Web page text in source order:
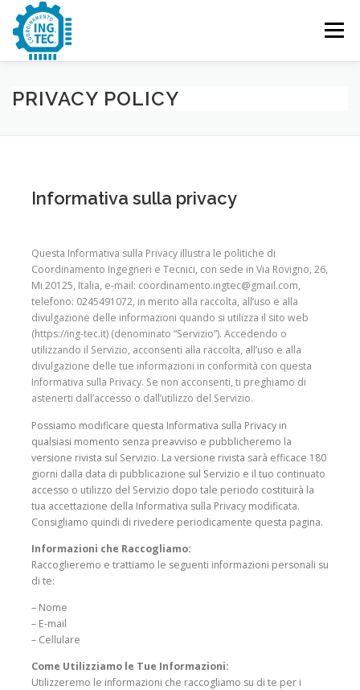
Passa
contenuto
Menu
CHI SIAMO PUBBLICAZIONI
PRIVACY POLICY
Informativa sulla privacy
Questa Informativa sulla Privacy illustra le politiche di
Coordinamento Ingegneri e Tecnici, con sede in Via Rovigno, 26,
Mi 20125, Italia, e-mail: coordinamento.ingtec@gmail.com,
telefono: 0245491072, in merito alla raccolta, all’uso e alla
divulgazione delle informazioni quando si utilizza il sito web
(https://ing-tec.it) (denominato “Servizio”). Accedendo o
utilizzando il Servizio, acconsenti alla raccolta, all’uso e alla
divulgazione delle tue informazioni in conformità con questa
Informativa sulla Privacy. Se non acconsenti, ti preghiamo di
astenerti dall’accesso o dall’utilizzo del Servizio.
Possiamo modificare questa Informativa sulla Privacy in
qualsiasi momento senza preavviso e pubblicheremo la
versione rivista sul Servizio. La versione rivista sarà efficace 180
giorni dalla data di pubblicazione sul Servizio e il tuo continuato
accesso o utilizzo del Servizio dopo tale periodo costituirà la
tua accettazione della Informativa sulla Privacy modificata.
Consigliamo quindi di rivedere periodicamente questa pagina.
Informazioni che Raccogliamo:
Raccoglieremo e trattiamo le seguenti informazioni personali su
di te:
– Nome
– E-mail
– Cellulare
Come Utilizziamo le Tue Informazioni:
Utilizzeremo le informazioni che raccogliamo su di te per i